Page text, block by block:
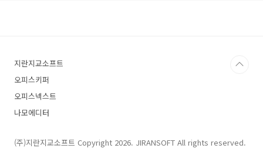
지란지교소프트
오피스키퍼
오피스넥스트
나모에디터
(주)지란지교소프트 Copyright 2026. JIRANSOFT All rights reserved.